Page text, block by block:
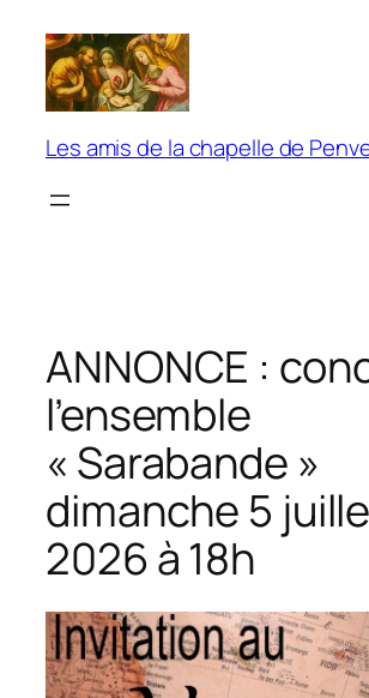
contenu
Les amis de la chapelle de
ANNONCE :
l’ensemble
« Sarabande »
dimanche 5
2026 à 18h